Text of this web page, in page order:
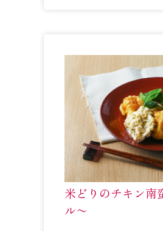
米どりのチキン南
ル〜